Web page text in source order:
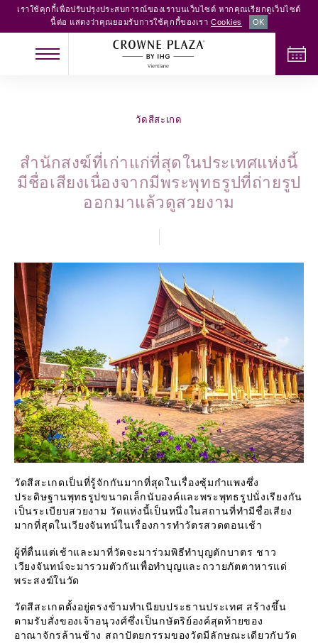
วัดสีสะเกด
สำนักสงฆ์ที่เก่าแก่ที่สุดในประเทศแห่งนี้
มีชื่อเสียงเนื่องจากมีพระพุทธรูปที่ถ่ายรูป
ออกมาแล้วดูสวยงาม
วัดสีสะเกดเป็นที่รู้จักกันมากที่สุดในเรื่องซุ้มกำแพงซึ่ง
ประดิษฐานพุทธรูปขนาดเล็กนับองค์และพระพุทธรูปนั่งเรียงกัน
เป็นระเบียบสวยงาม วัดแห่งนี้เป็นหนึ่งในสถานที่ทำมีชื่อเสียง
มากที่สุดในเวียงจันทน์ในเรื่องการทำวัตรสวดตอนเช้า
ผู้ที่ตื่นแต่เช้าและมาที่วัดจะมาร่วมพิธีทำบุญตักบาตร ชาว
เวียงจันทน์จะมารวมตัวกันเพื่อทำบุญและถวายภัตตาหารแด่
พระสงฆ์ในวัด
วัดสีสะเกดตั้งอยู่ตรงข้ามทำเนียบประธานประเทศ สร้างขึ้น
ตามรับสั่งของเจ้าอนุวงศ์ซึ่งเป็นกษัตริย์องค์สุดท้ายของ
อาณาจักรล้านช้าง สถาปัตยกรรมของวัดมีลักษณะเดียวกับวัด
เราใช้คุกกี้เพื่อปรับปรุงประสบการณ์ของเราบนเว็บไซต์ หากคุณเรียกดูเว็บไซต์
นี้ต่อ แสดงว่าคุณยอมรับการใช้คุกกี้ของเราCookies OK
ผู้ใหญ่ เด็ก
0
จำนวนห้อง